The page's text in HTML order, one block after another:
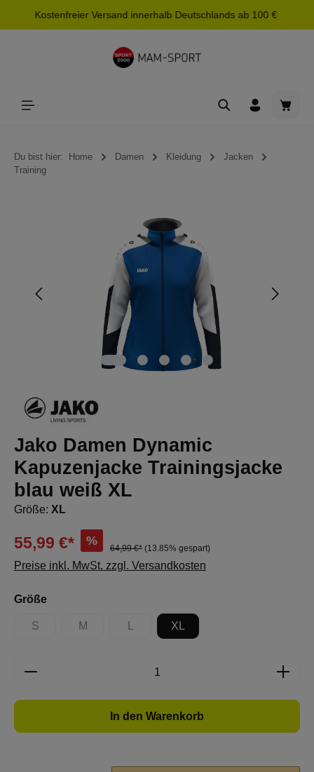
springen
Kostenfreier Versand innerhalb Deutschlands ab 100 €
Du bist hier: Home Damen Kleidung
Jacken
Training
Bildergalerie überspringen
Jako Damen Dynamic
Kapuzenjacke Trainingsjacke
blau weiß XL
Größe: XL
55,99 €* %
64,99 €* (13.85% gespart)
Preise inkl. MwSt. zzgl. Versandkosten
Größeauswählen
S
(Diese Option ist zurzeit nicht verfügbar.)
M
(Diese Option ist zurzeit nicht verfügbar.)
(Diese Option ist zurzeit nicht verfügbar.)
XL
Produkt Anzahl: Gib den gewünschten
In den Warenkorb